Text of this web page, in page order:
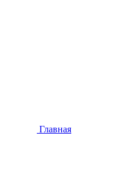
Главная